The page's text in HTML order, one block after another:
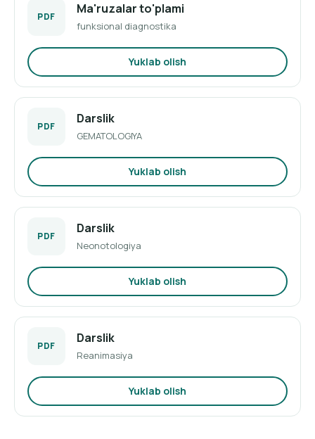
PDF
Ma'ruzalar to'plami
funksional diagnostika
Yuklab olish
PDF
Darslik
GEMATOLOGIYA
Yuklab olish
PDF
Darslik
Neonotologiya
Yuklab olish
PDF
Darslik
Reanimasiya
Yuklab olish